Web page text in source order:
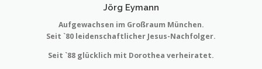
Jörg Eymann
Aufgewachsen im Großraum München.
Seit `80 leidenschaftlicher Jesus-Nachfolger.
Seit `88 glücklich mit Dorothea verheiratet.